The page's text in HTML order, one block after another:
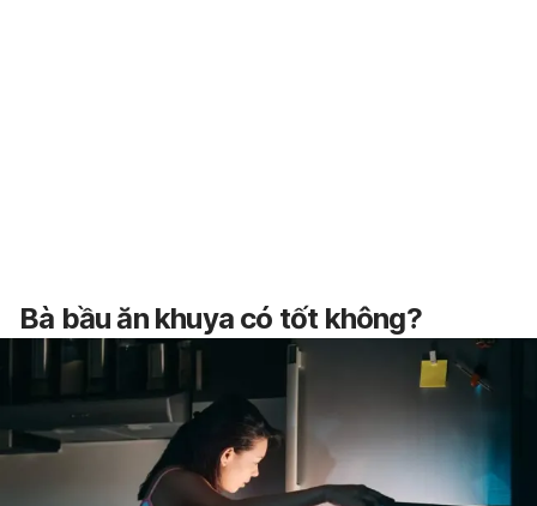
Bà bầu ăn khuya có tốt không?